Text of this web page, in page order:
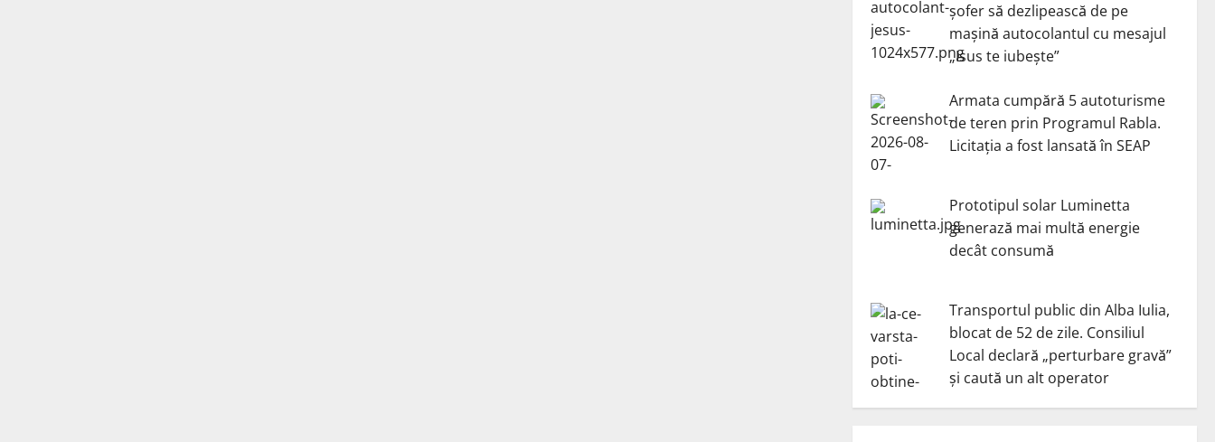
șofer să dezlipească de pe
mașină autocolantul cu mesajul
„Isus te iubește”
Armata cumpără 5 autoturisme
de teren prin Programul Rabla.
Licitația a fost lansată în SEAP
Prototipul solar Luminetta
generază mai multă energie
decât consumă
Transportul public din Alba Iulia,
blocat de 52 de zile. Consiliul
Local declară „perturbare gravă”
și caută un alt operator